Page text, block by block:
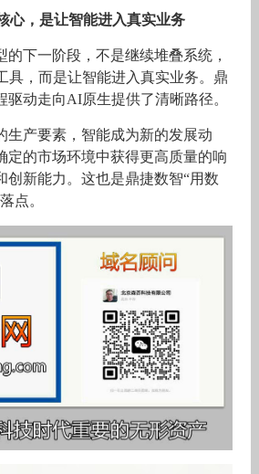
心，是让智能进入真实业务
的下一阶段，不是继续堆叠系统，
具，而是让智能进入真实业务。鼎
驱动走向AI原生提供了清晰路径。
生产要素，智能成为新的发展动
定的市场环境中获得更高质量的响
创新能力。这也是鼎捷数智“用数
点。